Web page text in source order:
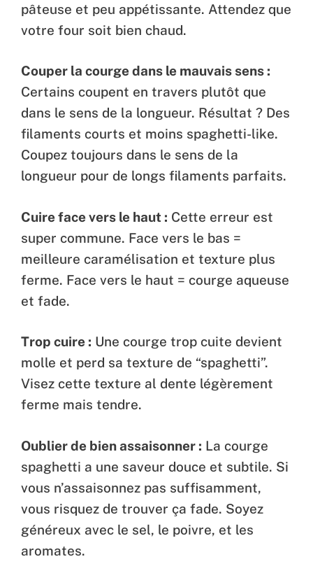
pâteuse et peu appétissante. Attendez que
votre four soit bien chaud.
Couper la courge dans le mauvais sens :
Certains coupent en travers plutôt que
dans le sens de la longueur. Résultat ? Des
filaments courts et moins spaghetti-like.
Coupez toujours dans le sens de la
longueur pour de longs filaments parfaits.
Cuire face vers le haut : Cette erreur est
super commune. Face vers le bas =
meilleure caramélisation et texture plus
ferme. Face vers le haut = courge aqueuse
et fade.
Trop cuire : Une courge trop cuite devient
molle et perd sa texture de “spaghetti”.
Visez cette texture al dente légèrement
ferme mais tendre.
Oublier de bien assaisonner : La courge
spaghetti a une saveur douce et subtile. Si
vous n’assaisonnez pas suffisamment,
vous risquez de trouver ça fade. Soyez
généreux avec le sel, le poivre, et les
aromates.